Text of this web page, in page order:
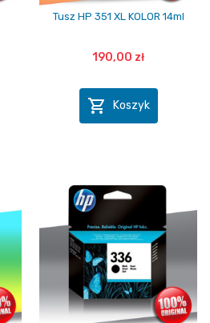
Tusz HP 351 XL KOLOR 14ml
190,00 zł
 Koszyk